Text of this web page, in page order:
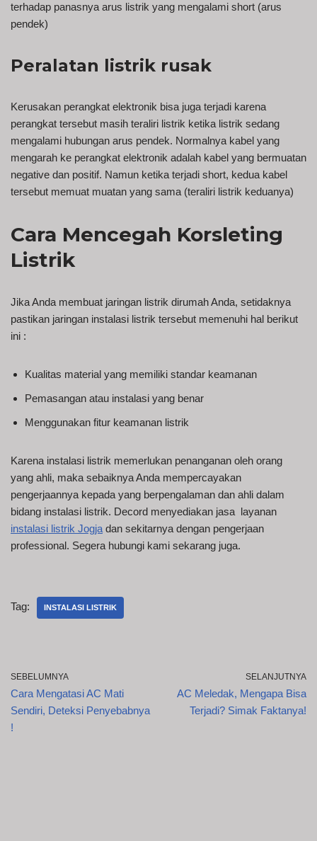
terhadap panasnya arus listrik yang mengalami short (arus
pendek)
Peralatan listrik rusak
Kerusakan perangkat elektronik bisa juga terjadi karena
perangkat tersebut masih teraliri listrik ketika listrik sedang
mengalami hubungan arus pendek. Normalnya kabel yang
mengarah ke perangkat elektronik adalah kabel yang bermuatan
negative dan positif. Namun ketika terjadi short, kedua kabel
tersebut memuat muatan yang sama (teraliri listrik keduanya)
Cara Mencegah Korsleting
Listrik
Jika Anda membuat jaringan listrik dirumah Anda, setidaknya
pastikan jaringan instalasi listrik tersebut memenuhi hal berikut
ini :
Kualitas material yang memiliki standar keamanan
Pemasangan atau instalasi yang benar
Menggunakan fitur keamanan listrik
Karena instalasi listrik memerlukan penanganan oleh orang
yang ahli, maka sebaiknya Anda mempercayakan
pengerjaannya kepada yang berpengalaman dan ahli dalam
bidang instalasi listrik. Decord menyediakan jasa layanan
instalasi listrik Jogja dan sekitarnya dengan pengerjaan
professional. Segera hubungi kami sekarang juga.
Tag: INSTALASI LISTRIK
SEBELUMNYA
Cara Mengatasi AC Mati
Sendiri, Deteksi Penyebabnya
!
SELANJUTNYA
AC Meledak, Mengapa Bisa
Terjadi? Simak Faktanya!